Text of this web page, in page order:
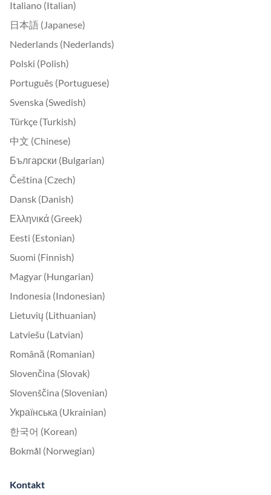
Italiano (Italian)
日本語 (Japanese)
Nederlands (Nederlands)
Polski (Polish)
Português (Portuguese)
Svenska (Swedish)
Türkçe (Turkish)
中文 (Chinese)
Български (Bulgarian)
Čeština (Czech)
Dansk (Danish)
Ελληνικά (Greek)
Eesti (Estonian)
Suomi (Finnish)
Magyar (Hungarian)
Indonesia (Indonesian)
Lietuvių (Lithuanian)
Latviešu (Latvian)
Română (Romanian)
Slovenčina (Slovak)
Slovenščina (Slovenian)
Українська (Ukrainian)
한국어 (Korean)
Bokmål (Norwegian)
Kontakt